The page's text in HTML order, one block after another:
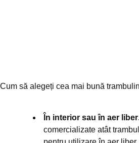
Cum să alegeți cea mai bună
În interior sau în aer liber
comercializate atât